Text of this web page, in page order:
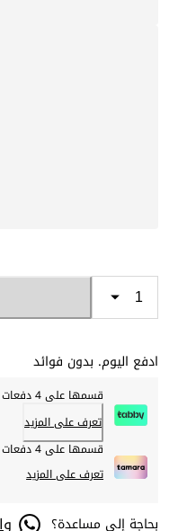
ادفع اليوم. بدون فوائد
قسمها على 4 دفعات شهرية بقيمة
تعرف على المزيد
قسمها على 4 دفعات شهرية بقيمة
تعرف على المزيد
بحاجة إلى مساعدة؟